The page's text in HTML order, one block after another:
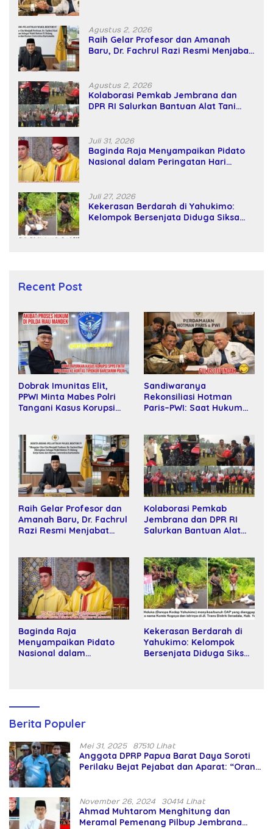
Agustus 2, 2026
Raih Gelar Profesor dan Amanah
Baru, Dr. Fachrul Razi Resmi Menjabat
Agustus 2, 2026
Kolaborasi Pemkab Jembrana dan
DPR RI Salurkan Bantuan Alat Tani
Juli 31, 2026
Baginda Raja Menyampaikan Pidato
Nasional dalam Peringatan Hari
Juli 27, 2026
Kekerasan Berdarah di Yahukimo:
Kelompok Bersenjata Diduga Siksa
Recent Post
Dobrak Imunitas Elit,
PPWI Minta Mabes Polri
Tangani Kasus Korupsi
Sandiwaranya
Rekonsiliasi Hotman
Paris–PWI: Saat Hukum
Raih Gelar Profesor dan
Amanah Baru, Dr. Fachrul
Razi Resmi Menjabat
Kolaborasi Pemkab
Jembrana dan DPR RI
Salurkan Bantuan Alat
Baginda Raja
Menyampaikan Pidato
Nasional dalam
Kekerasan Berdarah di
Yahukimo: Kelompok
Bersenjata Diduga Siksa
Berita Populer
Mei 31, 2025 87510 Lihat
Anggota DPRP Papua Barat Daya Soroti
Perilaku Bejat Pejabat dan Aparat: “Orang
November 26, 2024 30414 Lihat
Ahmad Muhtarom Menghitung dan
Meramal Pemenang Pilbup Jembrana